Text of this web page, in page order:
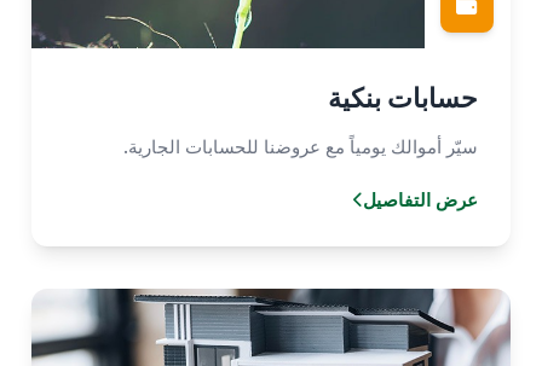
حسابات بنكية
سيّر أموالك يومياً مع عروضنا للحسابات الجارية.
عرض التفاصيل